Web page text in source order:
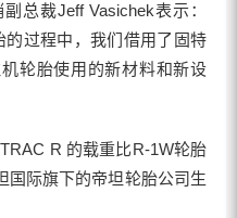
裁Jeff Vasichek表示：
的过程中，我们借用了固特
轮胎使用的新材料和新设
R 的载重比R-1W轮胎
国际旗下的帝坦轮胎公司生